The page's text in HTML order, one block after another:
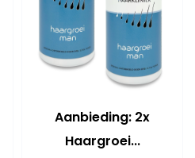
Aanbieding: 2x
Haargroei...